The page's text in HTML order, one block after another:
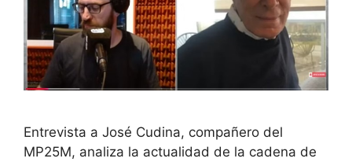
Entrevista a José Cudina, compañero del
MP25M, analiza la actualidad de la cadena de